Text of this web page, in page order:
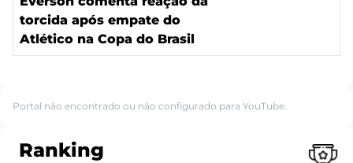
torcida após empate do
Atlético na Copa do Brasil
Portal não encontrado ou não configurado para YouTube.
Ranking